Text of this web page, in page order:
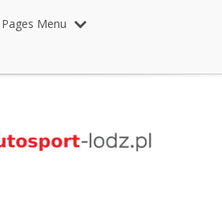
Pages Menu